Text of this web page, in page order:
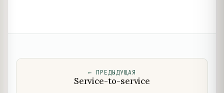
← ПРЕДЫДУЩАЯ
Service-to-service